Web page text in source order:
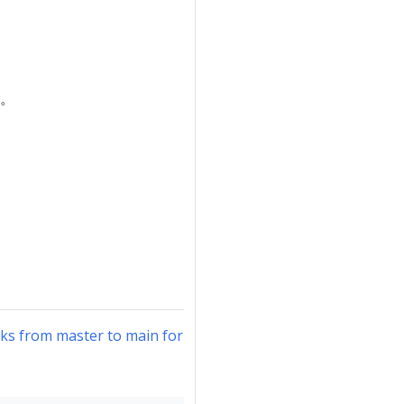
from master to main for